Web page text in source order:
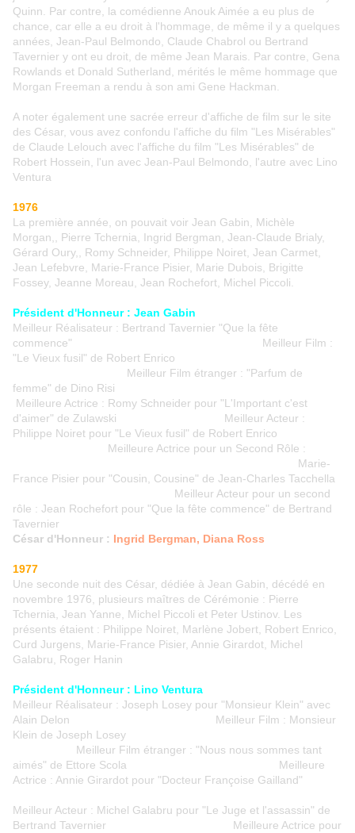
Quinn. Par contre, la comédienne Anouk Aimée a eu plus de
chance, car elle a eu droit à l'hommage, de même il y a quelques
années, Jean-Paul Belmondo, Claude Chabrol ou Bertrand
Tavernier y ont eu droit, de même Jean Marais. Par contre, Gena
Rowlands et Donald Sutherland, mérités le même hommage que
Morgan Freeman a rendu à son ami Gene Hackman.
A noter également une sacrée erreur d'affiche de film sur le site
des César, vous avez confondu l'affiche du film "Les Misérables"
de Claude Lelouch avec l'affiche du film "Les Misérables" de
Robert Hossein, l'un avec Jean-Paul Belmondo, l'autre avec Lino
Ventura
1976
La première année, on pouvait voir Jean Gabin, Michèle
Morgan,, Pierre Tchernia, Ingrid Bergman, Jean-Claude Brialy,
Gérard Oury,, Romy Schneider, Philippe Noiret, Jean Carmet,
Jean Lefebvre, Marie-France Pisier, Marie Dubois, Brigitte
Fossey, Jeanne Moreau, Jean Rochefort, Michel Piccoli.
Président d'Honneur : Jean Gabin
Meilleur Réalisateur : Bertrand Tavernier "Que la fête
commence" Meilleur Film :
"Le Vieux fusil" de Robert Enrico
Meilleur Film étranger : "Parfum de
femme" de Dino Risi
Meilleure Actrice : Romy Schneider pour "L'Important c'est
d'aimer" de Zulawski Meilleur Acteur :
Philippe Noiret pour "Le Vieux fusil" de Robert Enrico
Meilleure Actrice pour un Second Rôle :
Marie-
France Pisier pour "Cousin, Cousine" de Jean-Charles Tacchella
Meilleur Acteur pour un second
rôle : Jean Rochefort pour "Que la fête commence" de Bertrand
Tavernier
César d'Honneur : Ingrid Bergman, Diana Ross
1977
Une seconde nuit des César, dédiée à Jean Gabin, décédé en
novembre 1976, plusieurs maîtres de Cérémonie : Pierre
Tchernia, Jean Yanne, Michel Piccoli et Peter Ustinov. Les
présents étaient : Philippe Noiret, Marlène Jobert, Robert Enrico,
Curd Jurgens, Marie-France Pisier, Annie Girardot, Michel
Galabru, Roger Hanin
Président d'Honneur : Lino Ventura
Meilleur Réalisateur : Joseph Losey pour "Monsieur Klein" avec
Alain Delon Meilleur Film : Monsieur
Klein de Joseph Losey
Meilleur Film étranger : "Nous nous sommes tant
aimés" de Ettore Scola Meilleure
Actrice : Annie Girardot pour "Docteur Françoise Gailland"
Meilleur Acteur : Michel Galabru pour "Le Juge et l'assassin" de
Bertrand Tavernier Meilleure Actrice pour